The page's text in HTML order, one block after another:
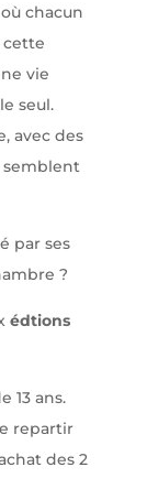
chacun
cette
vie
seul.
avec des
semblent
par ses
?
édtions
13 ans.
repartir
des 2